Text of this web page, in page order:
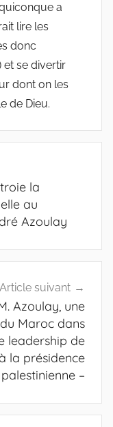
a
lire les
donc
et se divertir
dont on les
de Dieu.
la
au
Azoulay
Article suivant
Azoulay, une
Maroc dans
leadership de
la présidence
palestinienne –